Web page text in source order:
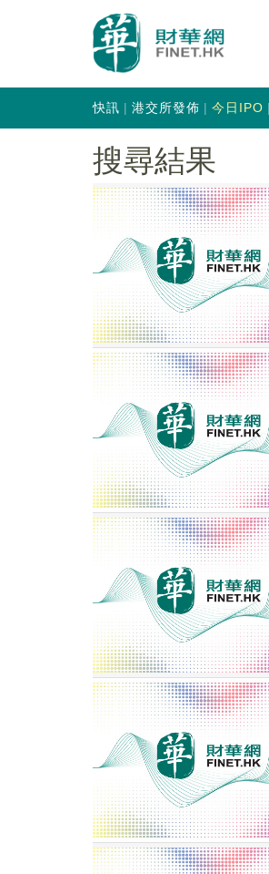
快訊 港交所發佈 今日IPO
搜尋結果